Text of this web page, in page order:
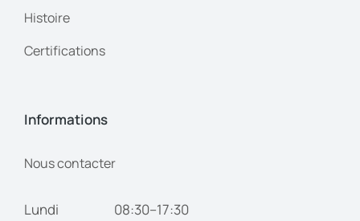
Histoire
Certifications
Informations
Nous contacter
Lundi
08:30–17:30